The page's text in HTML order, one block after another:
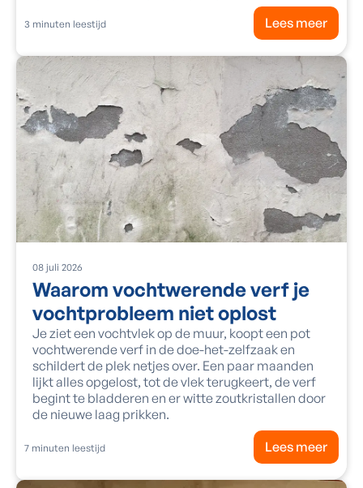
3 minuten leestijd Lees meer
08 juli 2026
Waarom vochtwerende verf je
vochtprobleem niet oplost
Je ziet een vochtvlek op de muur, koopt een pot
vochtwerende verf in de doe-het-zelfzaak en
schildert de plek netjes over. Een paar maanden
lijkt alles opgelost, tot de vlek terugkeert, de verf
begint te bladderen en er witte zoutkristallen door
de nieuwe laag prikken.
7 minuten leestijd Lees meer